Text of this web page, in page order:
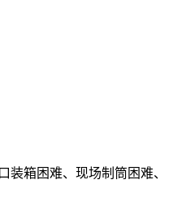
箱困难、现场制筒困难、